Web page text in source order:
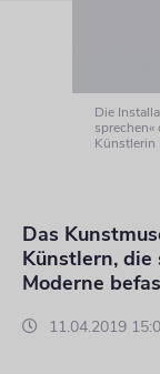
Die
sprechen«
Künstlerin
Das
Künstlern,
Moderne
11.04.2019